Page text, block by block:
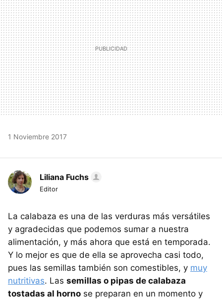
1 Noviembre 2017
Liliana Fuchs
Editor
La calabaza es una de las verduras más versátiles
y agradecidas que podemos sumar a nuestra
alimentación, y más ahora que está en temporada.
Y lo mejor es que de ella se aprovecha casi todo,
pues las semillas también son comestibles, y muy
nutritivas. Las semillas o pipas de calabaza
tostadas al horno se preparan en un momento y